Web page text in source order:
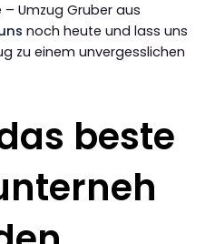
– Umzug Gruber aus
noch heute und lass uns
zu einem unvergesslichen
beste